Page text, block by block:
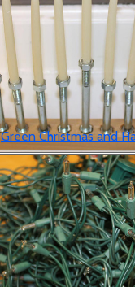
Green Christmas and